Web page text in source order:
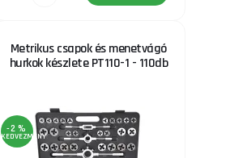
Metrikus csapok és menetvágó
hurkok készlete PT110-1 - 110db
-2 %
KEDVEZMÉNY